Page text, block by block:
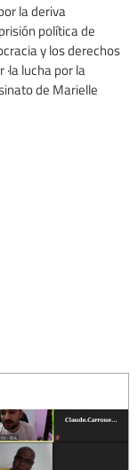
la deriva
política de
y los derechos
lucha por la
de Marielle